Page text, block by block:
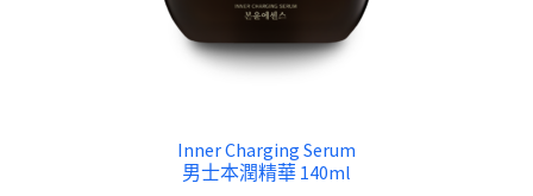
Inner Charging Serum
男士本潤精華 140ml